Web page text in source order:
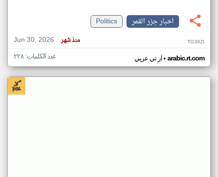
اخبار جزر القمر
Politics
Jun 30, 2026
منذ شهر TG39ZI
ار تي عربي• arabic.rt.com عدد الكلمات: ٢٢٨